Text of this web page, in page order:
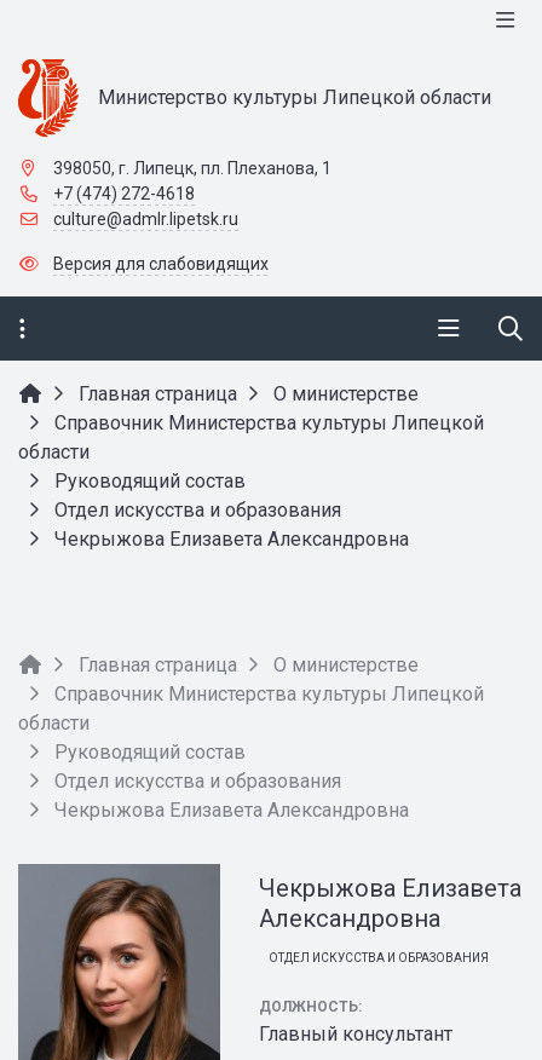
Министерство культуры Липецкой области
398050, г. Липецк, пл. Плеханова, 1
+7 (474) 272-4618
culture@admlr.lipetsk.ru
Версия для слабовидящих
Главная страница
О министерстве
Справочник Министерства культуры Липецкой
области
Руководящий состав
Отдел искусства и образования
Чекрыжова Елизавета Александровна
Главная страница
О министерстве
Справочник Министерства культуры Липецкой
области
Руководящий состав
Отдел искусства и образования
Чекрыжова Елизавета Александровна
Чекрыжова Елизавета
Александровна
ОТДЕЛ ИСКУССТВА И ОБРАЗОВАНИЯ
ДОЛЖНОСТЬ:
Главный консультант